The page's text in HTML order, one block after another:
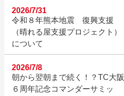
令和８年熊本地震 復興支援
（晴れる屋支援プロジェクト）
について
2026/7/31
朝から翌朝まで続く！？TC大阪
６周年記念コマンダーサミッ
2026/7/8